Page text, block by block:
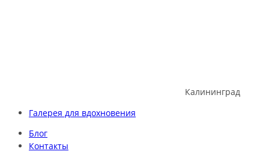
Калининград
Галерея для вдохновения
Блог
Контакты